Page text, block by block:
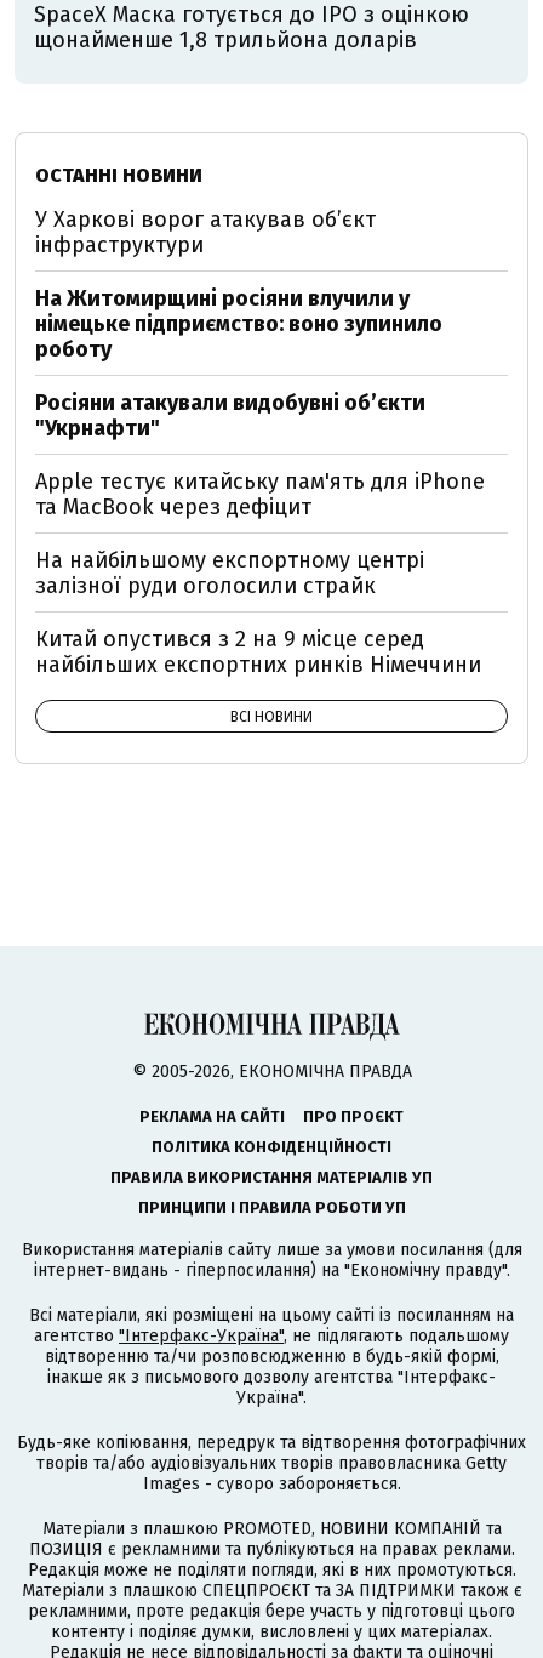
SpaceX Маска готується до IPO з оцінкою
щонайменше 1,8 трильйона доларів
ОСТАННІ НОВИНИ
У Харкові ворог атакував обʼєкт
інфраструктури
На Житомирщині росіяни влучили у
німецьке підприємство: воно зупинило
роботу
Росіяни атакували видобувні обʼєкти
"Укрнафти"
Apple тестує китайську пам'ять для iPhone
та MacBook через дефіцит
На найбільшому експортному центрі
залізної руди оголосили страйк
Китай опустився з 2 на 9 місце серед
найбільших експортних ринків Німеччини
ВСІ НОВИНИ
© 2005-2026, ЕКОНОМІЧНА ПРАВДА
РЕКЛАМА НА САЙТІ
ПРО ПРОЄКТ
ПОЛІТИКА КОНФІДЕНЦІЙНОСТІ
ПРАВИЛА ВИКОРИСТАННЯ МАТЕРІАЛІВ УП
ПРИНЦИПИ І ПРАВИЛА РОБОТИ УП
Використання матеріалів сайту лише за умови посилання (для
інтернет-видань - гіперпосилання) на "Економічну правду".
Всі матеріали, які розміщені на цьому сайті із посиланням на
агентство "Інтерфакс-Україна", не підлягають подальшому
відтворенню та/чи розповсюдженню в будь-якій формі,
інакше як з письмового дозволу агентства "Інтерфакс-
Україна".
Будь-яке копіювання, передрук та відтворення фотографічних
творів та/або аудіовізуальних творів правовласника Getty
Images - суворо забороняється.
Матеріали з плашкою PROMOTED, НОВИНИ КОМПАНІЙ та
ПОЗИЦІЯ є рекламними та публікуються на правах реклами.
Редакція може не поділяти погляди, які в них промотуються.
Матеріали з плашкою СПЕЦПРОЄКТ та ЗА ПІДТРИМКИ також є
рекламними, проте редакція бере участь у підготовці цього
контенту і поділяє думки, висловлені у цих матеріалах.
Редакція не несе відповідальності за факти та оціночні